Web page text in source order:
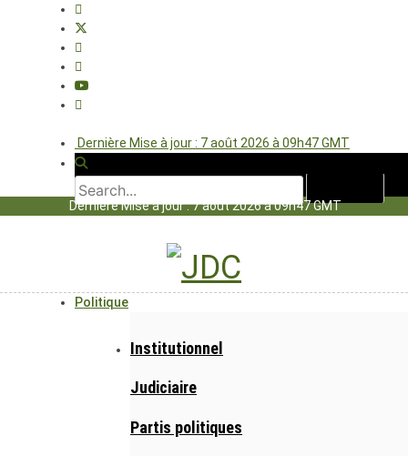
Dernière Mise à jour : 7 août 2026 à 09h47 GMT
Dernière Mise à jour : 7 août 2026 à 09h47 GMT
Politique
Institutionnel
Judiciaire
Partis politiques